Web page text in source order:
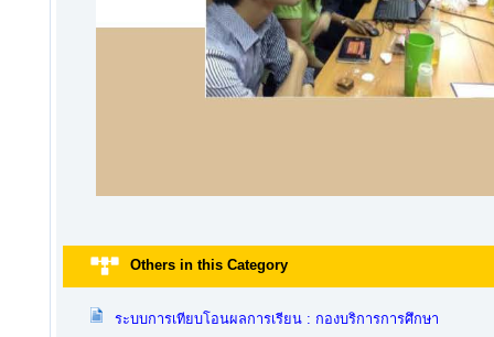
Others in this Category
ระบบการเทียบโอนผลการเรียน : กองบริการการศึกษา